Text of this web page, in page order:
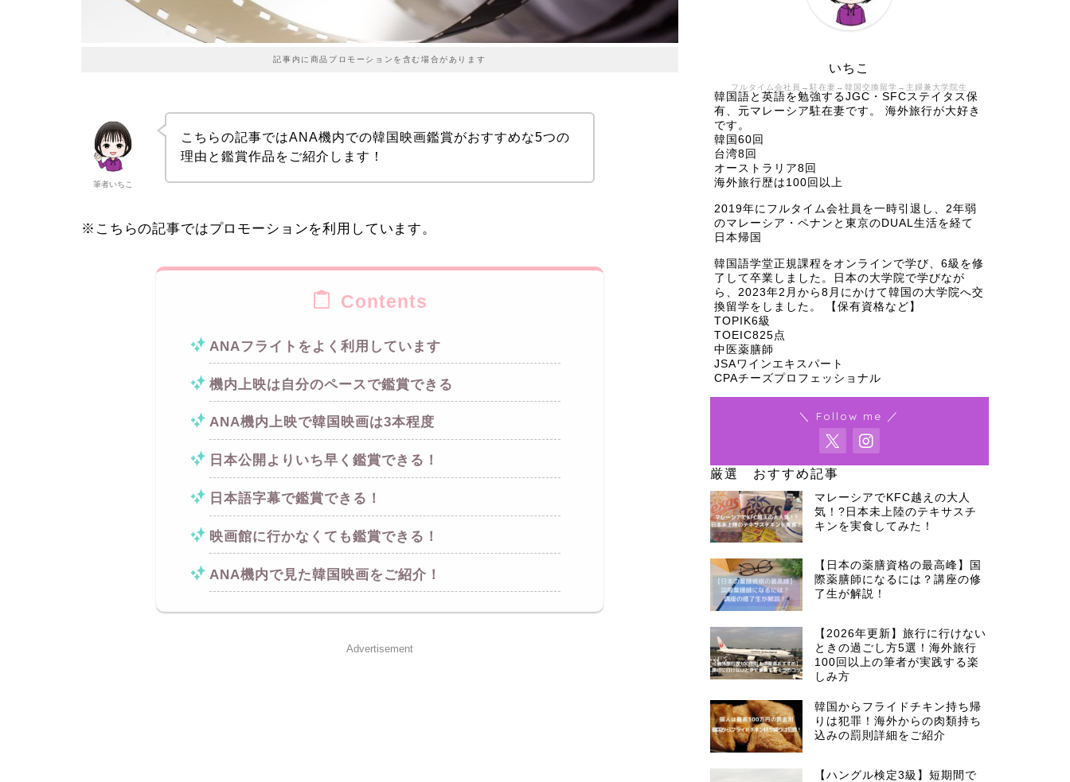
記事内に商品プロモーションを含む場合があります
筆者いちこ
こちらの記事ではANA機内での韓国映画鑑賞がおすすめな5つの
理由と鑑賞作品をご紹介します！
※こちらの記事ではプロモーションを利用しています。
Contents
ANAフライトをよく利用しています
機内上映は自分のペースで鑑賞できる
ANA機内上映で韓国映画は3本程度
日本公開よりいち早く鑑賞できる！
日本語字幕で鑑賞できる！
映画館に行かなくても鑑賞できる！
ANA機内で見た韓国映画をご紹介！
Advertisement
フルタイム会社員→駐在妻→韓国交換留学→主婦兼大学院生
いちこ
韓国語と英語を勉強するJGC・SFCステイタス保
有、元マレーシア駐在妻です。 海外旅行が大好き
です。
韓国60回
台湾8回
オーストラリア8回
海外旅行歴は100回以上
2019年にフルタイム会社員を一時引退し、2年弱
のマレーシア・ペナンと東京のDUAL生活を経て
日本帰国
韓国語学堂正規課程をオンラインで学び、6級を修
了して卒業しました。日本の大学院で学びなが
ら、2023年2月から8月にかけて韓国の大学院へ交
換留学をしました。 【保有資格など】
TOPIK6級
TOEIC825点
中医薬膳師
JSAワインエキスパート
CPAチーズプロフェッショナル
＼ Follow me ／
厳選 おすすめ記事
マレーシアでKFC越えの大人
気！?日本未上陸のテキサスチ
キンを実食してみた！
【日本の薬膳資格の最高峰】国
際薬膳師になるには？講座の修
了生が解説！
【2026年更新】旅行に行けない
ときの過ごし方5選！海外旅行
100回以上の筆者が実践する楽
しみ方
韓国からフライドチキン持ち帰
りは犯罪！海外からの肉類持ち
込みの罰則詳細をご紹介
【ハングル検定3級】短期間で